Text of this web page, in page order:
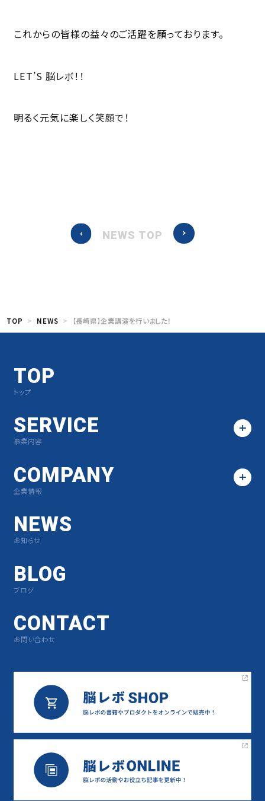
これからの皆様の益々のご活躍を願っております。
LET’S 脳レボ！！
明るく元気に楽しく笑顔で！
NEWS TOP
TOP NEWS 【長崎県】企業講演を行いました！
TOP
トップ
SERVICE
事業内容
COMPANY
企業情報
NEWS
お知らせ
BLOG
ブログ
CONTACT
お問い合わせ